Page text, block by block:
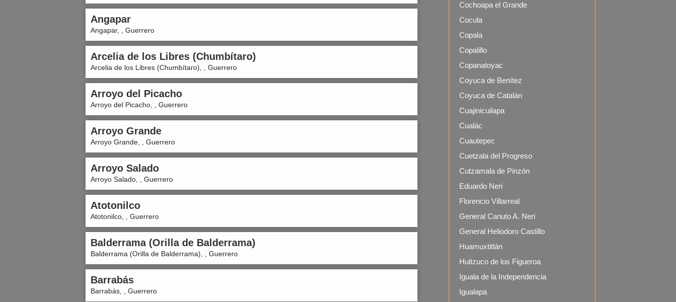
Angapar
Angapar, , Guerrero
Arcelia de los Libres (Chumbítaro)
Arcelia de los Libres (Chumbítaro), , Guerrero
Arroyo del Picacho
Arroyo del Picacho, , Guerrero
Arroyo Grande
Arroyo Grande, , Guerrero
Arroyo Salado
Arroyo Salado, , Guerrero
Atotonilco
Atotonilco, , Guerrero
Balderrama (Orilla de Balderrama)
Balderrama (Orilla de Balderrama), , Guerrero
Barrabás
Barrabás, , Guerrero
Cochoapa el Grande
Cocula
Copala
Copalillo
Copanatoyac
Coyuca de Benítez
Coyuca de Catalán
Cuajinicuilapa
Cualác
Cuautepec
Cuetzala del Progreso
Cutzamala de Pinzón
Eduardo Neri
Florencio Villarreal
General Canuto A. Neri
General Heliodoro Castillo
Huamuxtitlán
Huitzuco de los Figueroa
Iguala de la Independencia
Igualapa